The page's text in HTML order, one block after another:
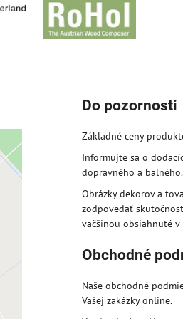
Do pozornosti
Základné ceny
Informujte sa o
dopravného a balného.
Obrázky dekorov a
zodpovedať
väčšinou obsiahnuté
Obchodné
Naše obchodné
Vašej zakázky online.